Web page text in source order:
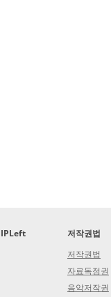
IPLeft
저작권법
저작권법
자료독점권
음악저작권